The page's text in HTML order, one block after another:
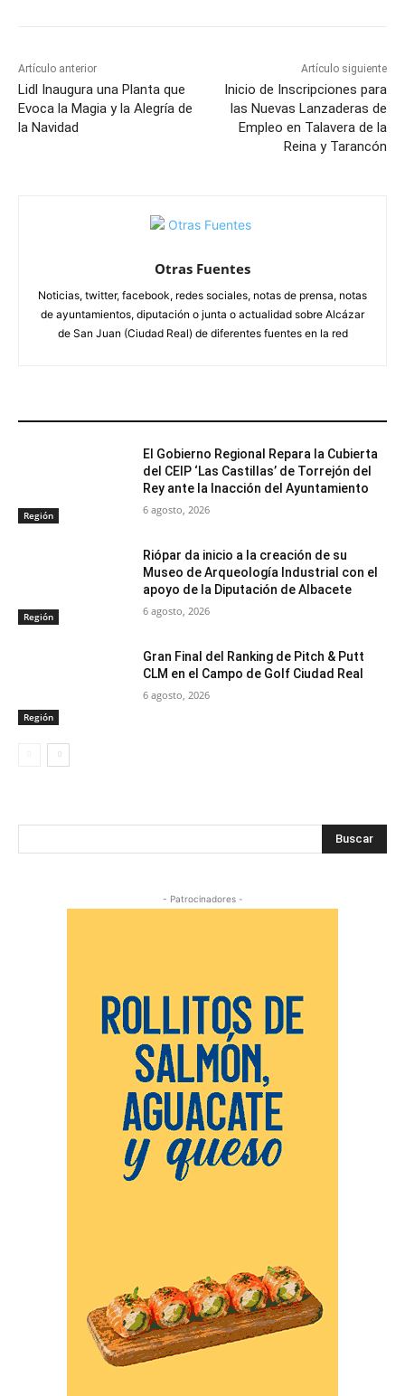
Artículo anterior
Lidl Inaugura una Planta que
Evoca la Magia y la Alegría de
la Navidad
Artículo siguiente
Inicio de Inscripciones para
las Nuevas Lanzaderas de
Empleo en Talavera de la
Reina y Tarancón
Otras Fuentes
Noticias, twitter, facebook, redes sociales, notas de prensa, notas
de ayuntamientos, diputación o junta o actualidad sobre Alcázar
de San Juan (Ciudad Real) de diferentes fuentes en la red
Región
El Gobierno Regional Repara la Cubierta
del CEIP ‘Las Castillas’ de Torrejón del
Rey ante la Inacción del Ayuntamiento
6 agosto, 2026
Región
Riópar da inicio a la creación de su
Museo de Arqueología Industrial con el
apoyo de la Diputación de Albacete
6 agosto, 2026
Región
Gran Final del Ranking de Pitch & Putt
CLM en el Campo de Golf Ciudad Real
6 agosto, 2026
Buscar
- Patrocinadores -